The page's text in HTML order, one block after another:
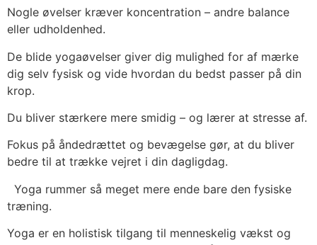
Nogle øvelser kræver koncentration – andre balance
eller udholdenhed.
De blide yogaøvelser giver dig mulighed for af mærke
dig selv fysisk og vide hvordan du bedst passer på din
krop.
Du bliver stærkere mere smidig – og lærer at stresse af.
Fokus på åndedrættet og bevægelse gør, at du bliver
bedre til at trække vejret i din dagligdag.
Yoga rummer så meget mere ende bare den fysiske
træning.
Yoga er en holistisk tilgang til menneskelig vækst og